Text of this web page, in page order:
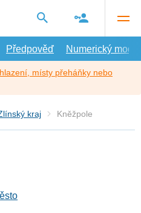
Předpověď Numerický model
místy přeháňky nebo
kraj Kněžpole